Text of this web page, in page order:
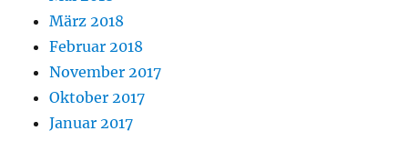
März 2018
Februar 2018
November 2017
Oktober 2017
Januar 2017